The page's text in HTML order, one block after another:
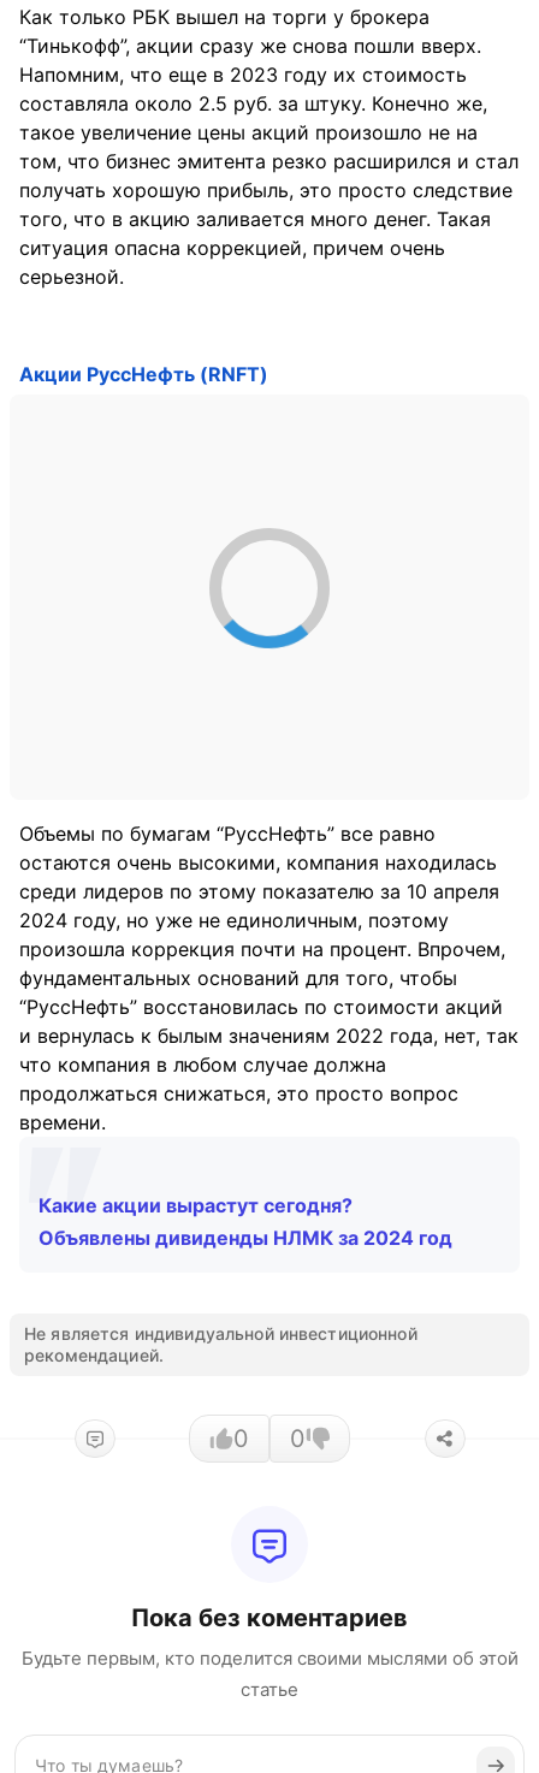
Как только РБК вышел на торги у брокера
“Тинькофф”, акции сразу же снова пошли вверх.
Напомним, что еще в 2023 году их стоимость
составляла около 2.5 руб. за штуку. Конечно же,
такое увеличение цены акций произошло не на
том, что бизнес эмитента резко расширился и стал
получать хорошую прибыль, это просто следствие
того, что в акцию заливается много денег. Такая
ситуация опасна коррекцией, причем очень
серьезной.
Акции РуссНефть (RNFT)
Объемы по бумагам “РуссНефть” все равно
остаются очень высокими, компания находилась
среди лидеров по этому показателю за 10 апреля
2024 году, но уже не единоличным, поэтому
произошла коррекция почти на процент. Впрочем,
фундаментальных оснований для того, чтобы
“РуссНефть” восстановилась по стоимости акций
и вернулась к былым значениям 2022 года, нет, так
что компания в любом случае должна
продолжаться снижаться, это просто вопрос
времени.
Какие акции вырастут сегодня?
Объявлены дивиденды НЛМК за 2024 год
Не является индивидуальной инвестиционной
рекомендацией.
0 0
Пока без коментариев
Будьте первым, кто поделится своими мыслями об этой
статье